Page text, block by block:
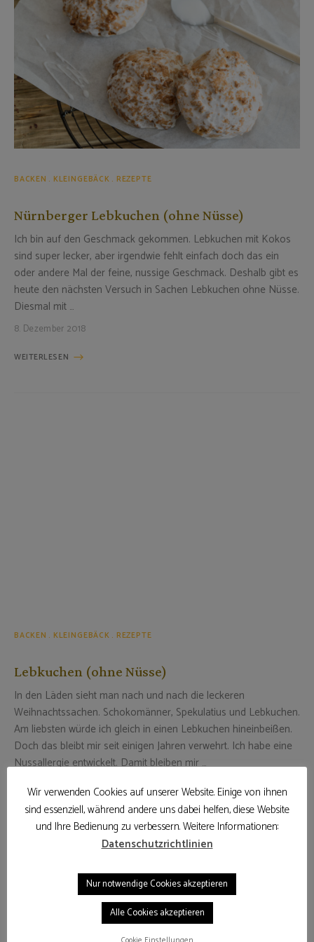
BACKEN KLEINGEBÄCK REZEPTE
Nürnberger Lebkuchen (ohne Nüsse)
Ich bin auf den Geschmack gekommen. Lebkuchen mit Kokos
sind super lecker, aber irgendwie fehlt einfach doch das ein
oder andere Mal der feine, nussige Geschmack. Deshalb gibt es
heute den nächsten Versuch in Sachen Lebkuchen ohne Nüsse.
Diesmal mit …
8. Dezember 2018
WEITERLESEN
BACKEN KLEINGEBÄCK REZEPTE
Lebkuchen (ohne Nüsse)
In den Läden sieht man nach und nach die leckeren
Weihnachtssachen. Schokomänner, Spekulatius und Lebkuchen.
Am liebsten würde ich gleich in einen Lebkuchen hineinbeißen.
Doch das bleibt mir seit einigen Jahren verwehrt. Ich habe eine
Nussallergie entwickelt. Damit bleiben mir …
7. Dezember 2018
WEITERLESEN
SUCHEN
Wir verwenden Cookies auf unserer Website. Einige von ihnen
sind essenziell, während andere uns dabei helfen, diese Website
und Ihre Bedienung zu verbessern. Weitere Informationen:
Datenschutzrichtlinien
Nur notwendige Cookies akzeptieren
Alle Cookies akzeptieren